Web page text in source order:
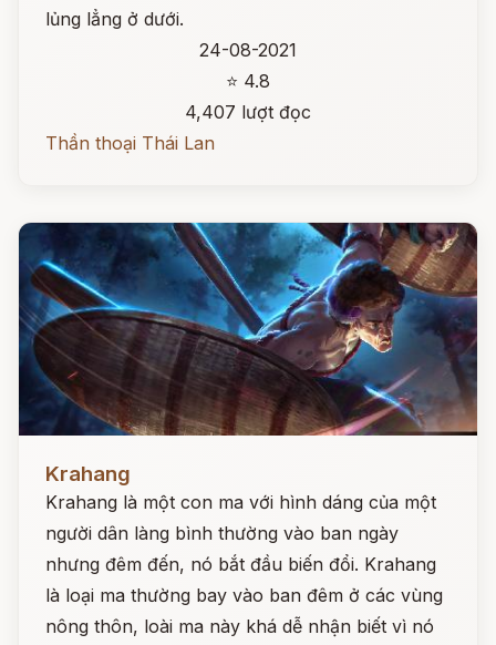
lủng lẳng ở dưới.
24-08-2021
⭐ 4.8
4,407 lượt đọc
Thần thoại Thái Lan
Krahang
Krahang là một con ma với hình dáng của một
người dân làng bình thường vào ban ngày
nhưng đêm đến, nó bắt đầu biến đổi. Krahang
là loại ma thường bay vào ban đêm ở các vùng
nông thôn, loài ma này khá dễ nhận biết vì nó